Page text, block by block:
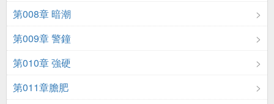
第008章 暗潮
第009章 警鐘
第010章 強硬
第011章膽肥